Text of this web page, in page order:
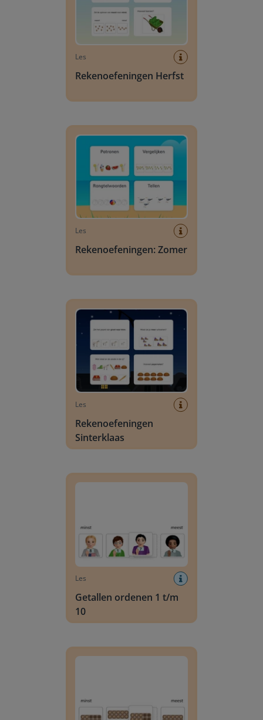
Les
Rekenoefeningen Herfst
Les
Rekenoefeningen: Zomer
Les
Rekenoefeningen
Sinterklaas
Les
Getallen ordenen 1 t/m
10